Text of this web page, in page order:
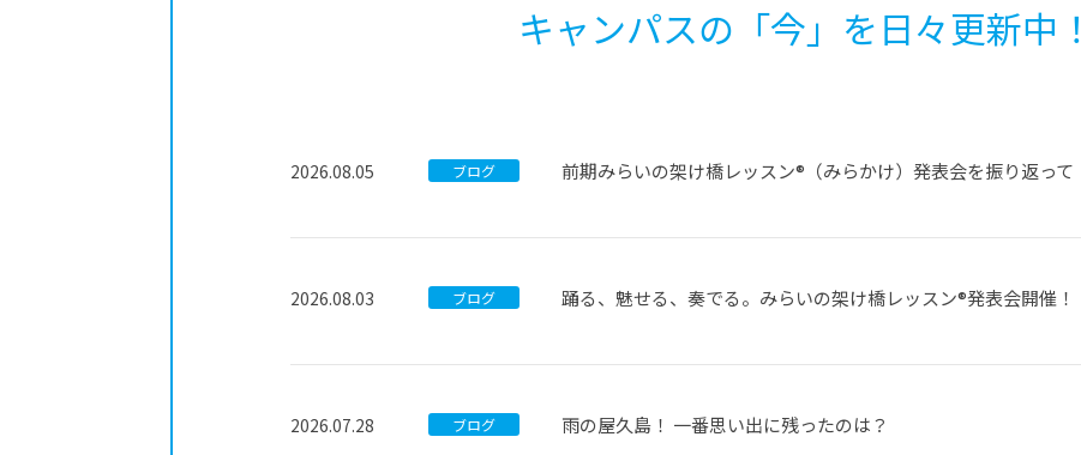
キャンパスの「今」を日々更新中！
2026.08.05 ブログ 前期みらいの架け橋レッスン®（みらかけ）発表会を振り返って
2026.08.03 ブログ 踊る、魅せる、奏でる。みらいの架け橋レッスン®発表会開催！
2026.07.28 ブログ 雨の屋久島！ 一番思い出に残ったのは？